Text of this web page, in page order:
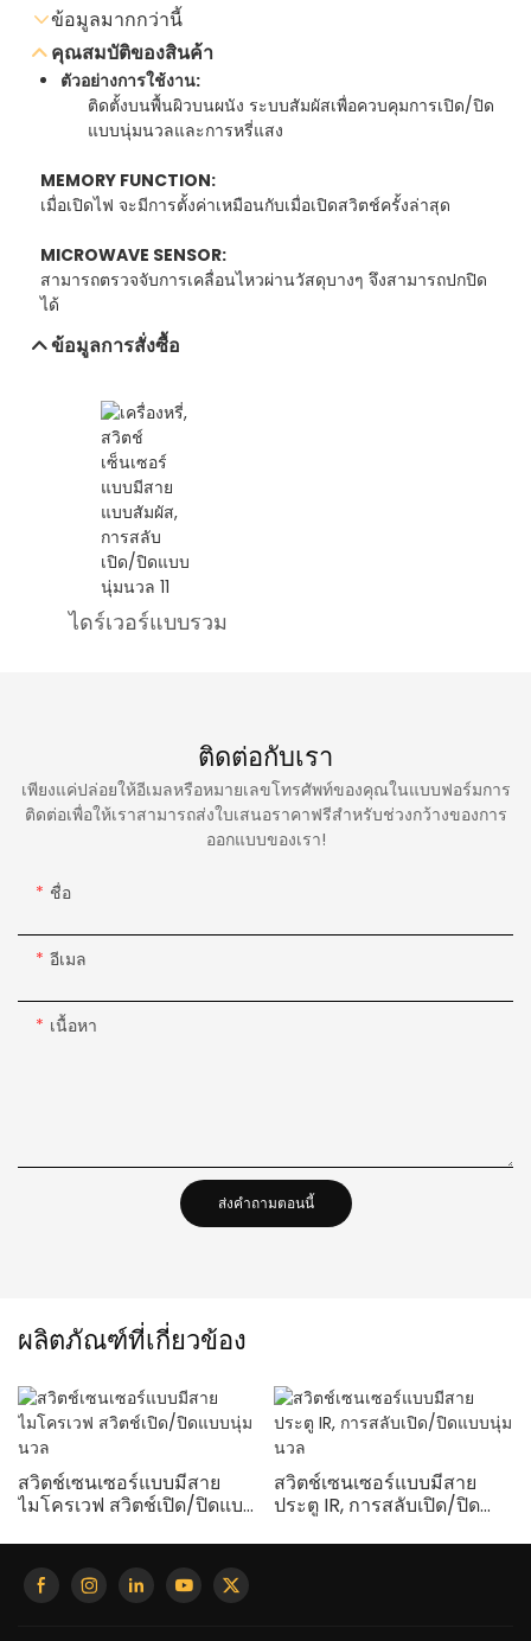
ข้อมูลมากกว่านี้
ส่งอีเมล์สอบถาม
ดาวน์โหลดเอกสารข้อมูล
คุณสมบัติของสินค้า
ตัวอย่างการใช้งาน:
ติดตั้งบนพื้นผิวบนผนัง ระบบสัมผัสเพื่อควบคุมการเปิด/ปิด
แบบนุ่มนวลและการหรี่แสง
MEMORY FUNCTION:
เมื่อเปิดไฟ จะมีการตั้งค่าเหมือนกับเมื่อเปิดสวิตช์ครั้งล่าสุด
MICROWAVE SENSOR:
สามารถตรวจจับการเคลื่อนไหวผ่านวัสดุบางๆ จึงสามารถปกปิด
ได้
ข้อมูลการสั่งซื้อ
ไดร์เวอร์แบบรวม
ติดต่อกับเรา
เพียงแค่ปล่อยให้อีเมลหรือหมายเลขโทรศัพท์ของคุณในแบบฟอร์มการ
ติดต่อเพื่อให้เราสามารถส่งใบเสนอราคาฟรีสำหรับช่วงกว้างของการ
ออกแบบของเรา!
ชื่อ
อีเมล
เนื้อหา
ส่งคำถามตอนนี้
ผลิตภัณฑ์ที่เกี่ยวข้อง
สวิตช์เซนเซอร์แบบมีสาย
ไมโครเวฟ สวิตช์เปิด/ปิดแบบ
สวิตช์เซนเซอร์แบบมีสาย
ประตู IR, การสลับเปิด/ปิด